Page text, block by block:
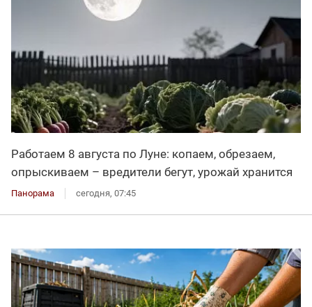
Работаем 8 августа по Луне: копаем, обрезаем,
опрыскиваем – вредители бегут, урожай хранится
Панорама сегодня, 07:45